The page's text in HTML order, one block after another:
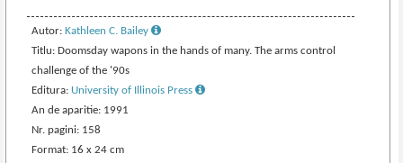
Autor:Kathleen C. Bailey
Titlu: Doomsday wapons in the hands of many. The arms control
challenge of the '90s
Editura: University of Illinois Press
An de aparitie: 1991
Nr. pagini: 158
Format: 16 x 24 cm